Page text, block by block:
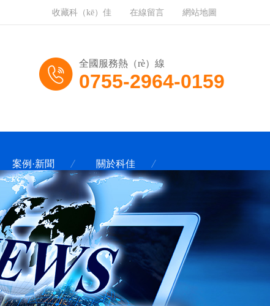
收藏科（kē）佳 在線留言 網站地圖
全國服務熱（rè）線
0755-2964-0159
案例·新聞 關於科佳